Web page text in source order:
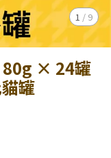
1 / 9
80g × 24罐
罐